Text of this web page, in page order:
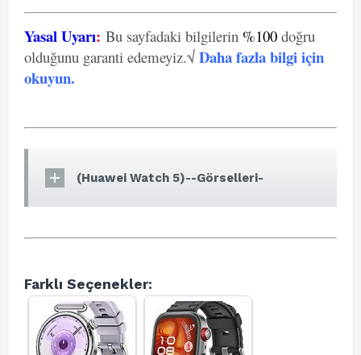
Yasal Uyarı: Bu sayfadaki bilgilerin %100 doğru
olduğunu garanti edemeyiz.√ Daha fazla bilgi için
okuyun.
(Huawei Watch 5)--Görselleri-
Farklı Seçenekler: